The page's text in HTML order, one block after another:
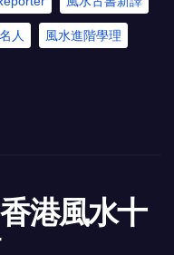
人 風水進階學理
港風水十